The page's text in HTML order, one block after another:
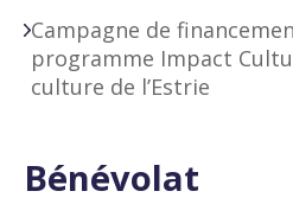
Campagne de
programme Impact
culture de l’Estrie
Bénévolat